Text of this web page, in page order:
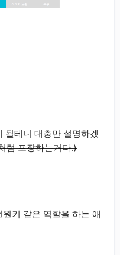
될테니 대충만 설명하겠
럼 포장하는거다.)
키 같은 역할을 하는 애